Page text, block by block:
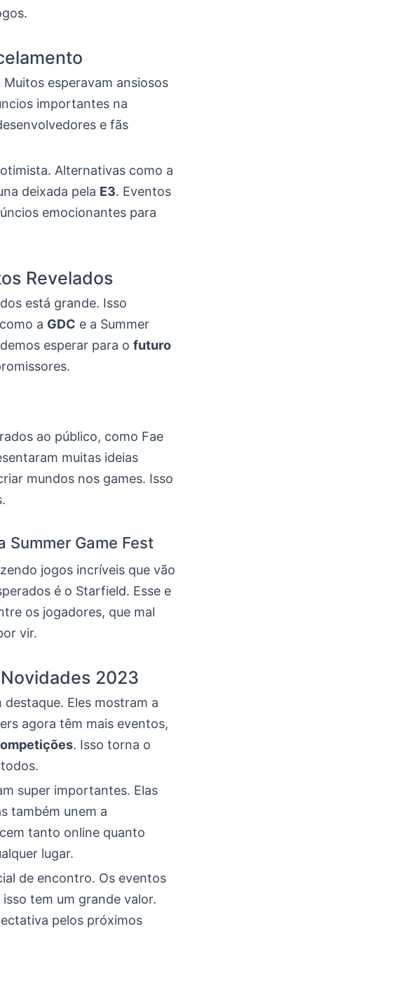
esperavam ansiosos
importantes na
e fãs
Alternativas como a
deixada pela E3. Eventos
emocionantes para
Revelados
está grande. Isso
a GDC e a Summer
esperar para o futuro
ao público, como Fae
muitas ideias
mundos nos games. Isso
Game Fest
jogos incríveis que vão
é o Starfield. Esse e
os jogadores, que mal
vir.
2023
destaque. Eles mostram a
agora têm mais eventos,
. Isso torna o
super importantes. Elas
também unem a
tanto online quanto
lugar.
de encontro. Os eventos
tem um grande valor.
pelos próximos